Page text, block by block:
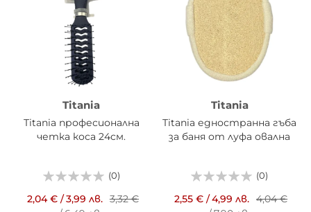
Titania
Titania професионална
четка коса 24см.
(0)
2,04 €/3,99 лв. 3,32 €
Titania
Titania едностранна гъба
за баня от луфа овална
(0)
2,55 € /4,99 лв. 4,04 €